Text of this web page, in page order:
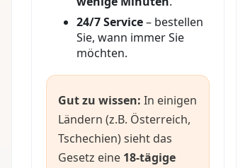
24/7 Service– bestellen
Sie, wann immer Sie
möchten.
Gut zu wissen: In einigen
Ländern (z.B. Österreich,
Tschechien) sieht das
Gesetz eine 18-tägige